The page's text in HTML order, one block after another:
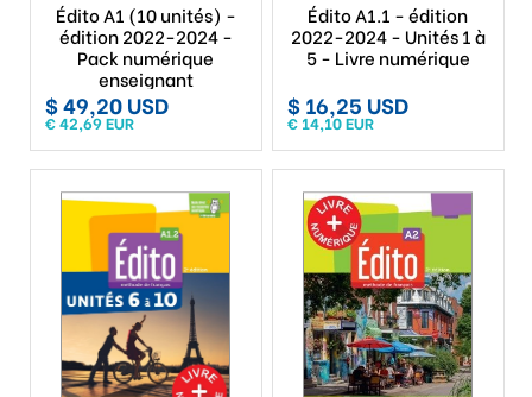
Édito A1 (10 unités) -
édition 2022-2024 -
Pack numérique
enseignant
$ 49,20 USD
€ 42,69 EUR
Édito A1.1 - édition
2022-2024 - Unités 1 à
5 - Livre numérique
$ 16,25 USD
€ 14,10 EUR